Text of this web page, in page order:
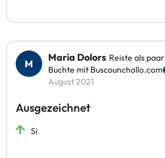
Maria Dolors Reiste als paar
Buchte mit Buscounchollo.com
August 2021
Ausgezeichnet
Si